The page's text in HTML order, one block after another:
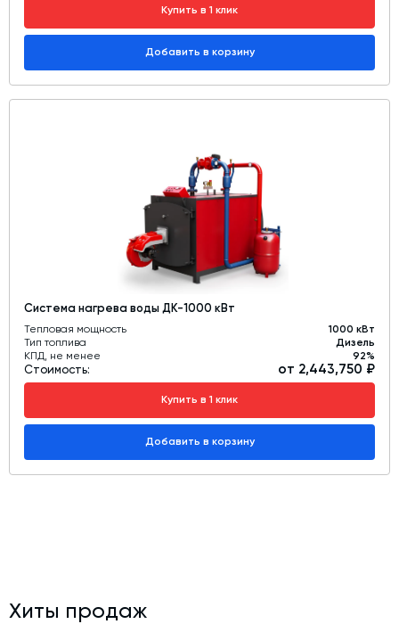
Купить в 1 клик
Добавить в корзину
Система нагрева воды ДК-1000 кВт
Тепловая мощность
1000 кВт
Тип топлива
Дизель
КПД, не менее
92%
Стоимость: от 2,443,750 ₽
Купить в 1 клик
Добавить в корзину
Хиты продаж